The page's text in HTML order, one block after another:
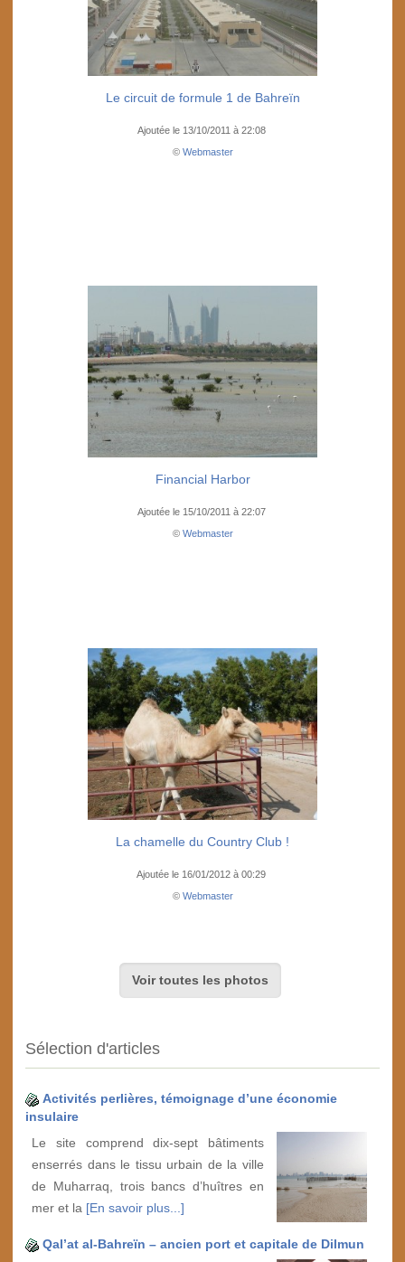
Le circuit de formule 1 de Bahreïn
Ajoutée le 13/10/2011 à 22:08
© Webmaster
Financial Harbor
Ajoutée le 15/10/2011 à 22:07
© Webmaster
La chamelle du Country Club !
Ajoutée le 16/01/2012 à 00:29
© Webmaster
Voir toutes les photos
Sélection d'articles
Activités perlières, témoignage d’une économie
insulaire
Le site comprend dix-sept bâtiments
enserrés dans le tissu urbain de la ville
de Muharraq, trois bancs d’huîtres en
mer et la [En savoir plus...]
Qal’at al-Bahreïn – ancien port et capitale de Dilmun